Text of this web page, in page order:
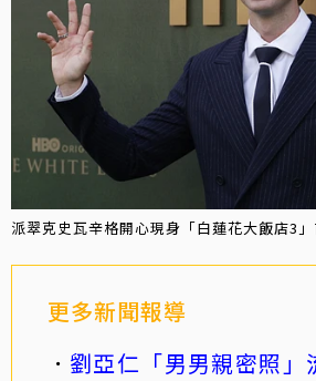
派翠克史瓦辛格開心現身「白蓮花大飯店3
更多新聞報導
劉亞仁「男男親密照」